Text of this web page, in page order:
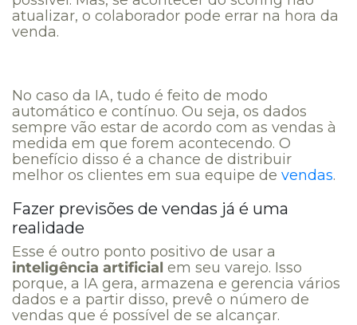
atualizar, o colaborador pode errar na hora da
venda.
No caso da IA, tudo é feito de modo
automático e contínuo. Ou seja, os dados
sempre vão estar de acordo com as vendas à
medida em que forem acontecendo. O
benefício disso é a chance de distribuir
melhor os clientes em sua equipe de vendas.
Fazer previsões de vendas já é uma
realidade
Esse é outro ponto positivo de usar a
inteligência artificial em seu varejo. Isso
porque, a IA gera, armazena e gerencia vários
dados e a partir disso, prevê o número de
vendas que é possível de se alcançar.